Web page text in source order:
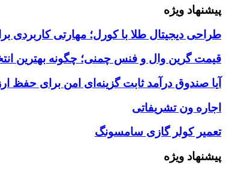
پیشنهاد ویژه
طراحی دیجیتال طلا با کورل؛ مهارتی کاربردی
قیمت گرین وال و فنس چمنی؛ چگونه بهترین
آیا صندوق درآمد ثابت گزینه‌ای امن برای
اجاره ون تشریفاتی
تعمیر کولر گازی سامسونگ
پیشنهاد ویژه